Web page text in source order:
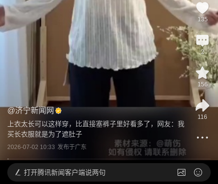
@济宁新闻网
上衣太长可以这样穿，比直接塞裤子里好看多了，网友：我
买长衣服就是为了遮肚子
2026-07-02 10:33 发布于广东
135
2
156
116
打开腾讯新闻客户端说两句